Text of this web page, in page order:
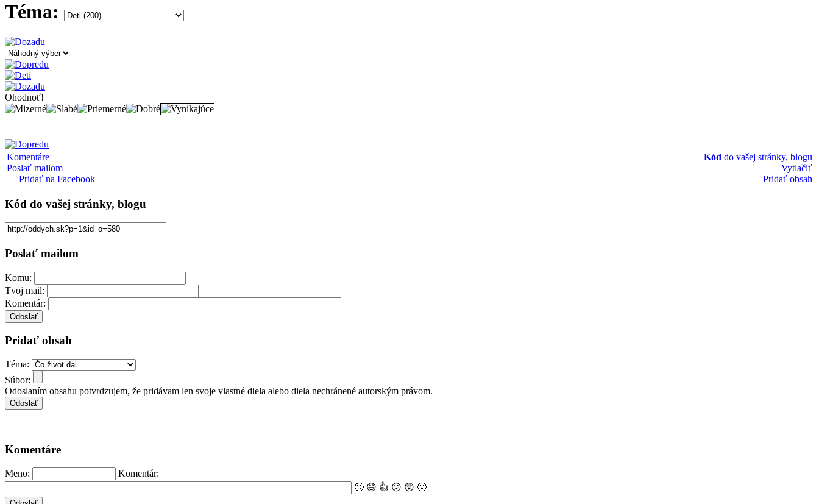
Téma:
Ohodnoť!
Komentáre
Poslať mailom
Pridať na Facebook
Kód do vašej stránky, blogu
Vytlačiť
Pridať obsah
Kód do vašej stránky, blogu
Poslať mailom
Komu:
Tvoj mail:
Komentár:
Pridať obsah
Téma:
Súbor:
Odoslaním obsahu potvrdzujem, že pridávam len svoje vlastné diela alebo diela nechránené autorským právom.
Komentáre
Meno:
Komentár:
🙂 😄 👍 😕 😲 🙁